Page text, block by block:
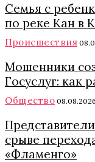
Семья с
по реке Кан в
Происшествия
Мошенники
Госуслуг: как
Общество
срыве
«Фламенго»